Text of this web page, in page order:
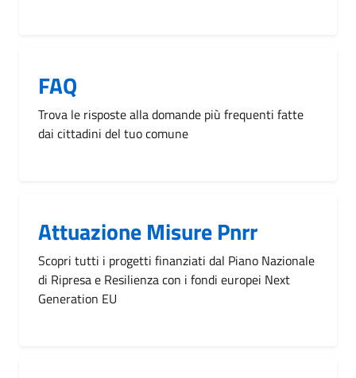
FAQ
Trova le risposte alla domande più frequenti fatte
dai cittadini del tuo comune
Attuazione Misure Pnrr
Scopri tutti i progetti finanziati dal Piano Nazionale
di Ripresa e Resilienza con i fondi europei Next
Generation EU